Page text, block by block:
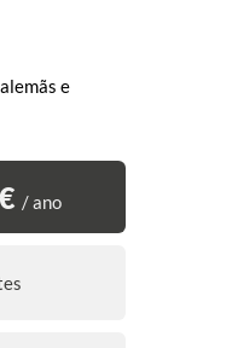
e
/ ano